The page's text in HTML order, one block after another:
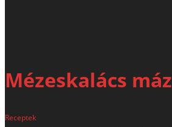
Mézeskalács máz
Receptek